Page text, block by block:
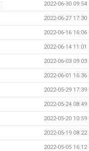
2022-06-30 09:54
2022-06-27 17:30
2022-06-16 16:06
2022-06-14 11:01
2022-06-03 09:03
2022-06-01 16:36
2022-05-29 17:39
2022-05-24 08:49
2022-05-20 10:59
2022-05-19 08:22
2022-05-05 16:12